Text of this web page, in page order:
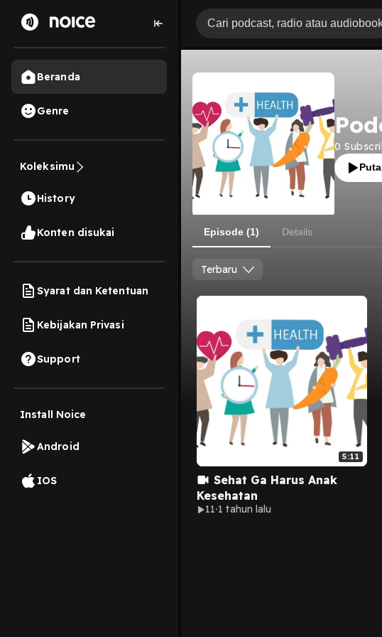
Beranda
Genre
Koleksimu
History
Konten disukai
Syarat dan Ketentuan
Kebijakan Privasi
Support
Install Noice
Android
IOS
0
Episode (1) Details
Terbaru
5:11
Sehat Ga Harus Anak
Kesehatan
11 1 tahun lalu